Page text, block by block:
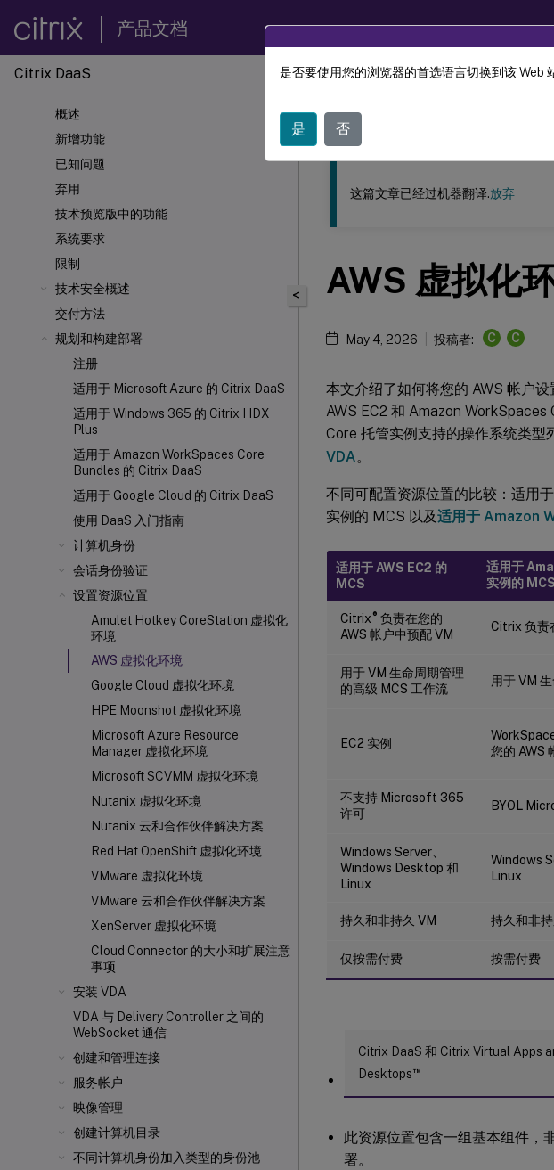
产品文档
Citrix DaaS
概述
新增功能
已知问题
弃用
技术预览版中的功能
系统要求
限制
技术安全概述
交付方法
规划和构建部署
注册
适用于 Microsoft Azure 的 Citrix DaaS
适用于 Windows 365 的 Citrix HDX
Plus
适用于 Amazon WorkSpaces Core
Bundles 的 Citrix DaaS
适用于 Google Cloud 的 Citrix DaaS
使用 DaaS 入门指南
计算机身份
会话身份验证
设置资源位置
Amulet Hotkey CoreStation 虚拟化
环境
AWS 虚拟化环境
Google Cloud 虚拟化环境
HPE Moonshot 虚拟化环境
Microsoft Azure Resource
Manager 虚拟化环境
Microsoft SCVMM 虚拟化环境
Nutanix 虚拟化环境
Nutanix 云和合作伙伴解决方案
Red Hat OpenShift 虚拟化环境
VMware 虚拟化环境
VMware 云和合作伙伴解决方案
XenServer 虚拟化环境
Cloud Connector 的大小和扩展注意
事项
安装 VDA
VDA 与 Delivery Controller 之间的
WebSocket 通信
创建和管理连接
服务帐户
映像管理
创建计算机目录
不同计算机身份加入类型的身份池
此内容已经过机器动态翻译。
<
这篇文章已经过机器翻译.放弃
AWS 虚拟化
May 4, 2026 投稿者: C C
本文介绍了如何将您的 AWS 帐户
AWS EC2 和 Amazon
Core 托管实例支持的操作系统类型
VDA。
不同可配置资源位置的比较：适用
实例的 MCS 以及适用于 Amazon
适用于 AWS EC2 的
MCS
适用于
实例的 MCS
Citrix® 负责在您的
AWS 帐户中预配 VM
Citrix 负责
用于 VM 生命周期管理
的高级 MCS 工作流
用于 VM
EC2 实例
您的 AWS
不支持 Microsoft 365
许可
BYOL
Windows Server、
Windows Desktop 和
Linux
Windows
Linux
持久和非持久 VM 持久和非
仅按需付费 按需付费
Citrix DaaS 和 Citrix Virtual Apps
Desktops™
此资源位置包含一组基本组件，
署。
是否要使用您的浏览器的首选语言切换到该 Web
是 否